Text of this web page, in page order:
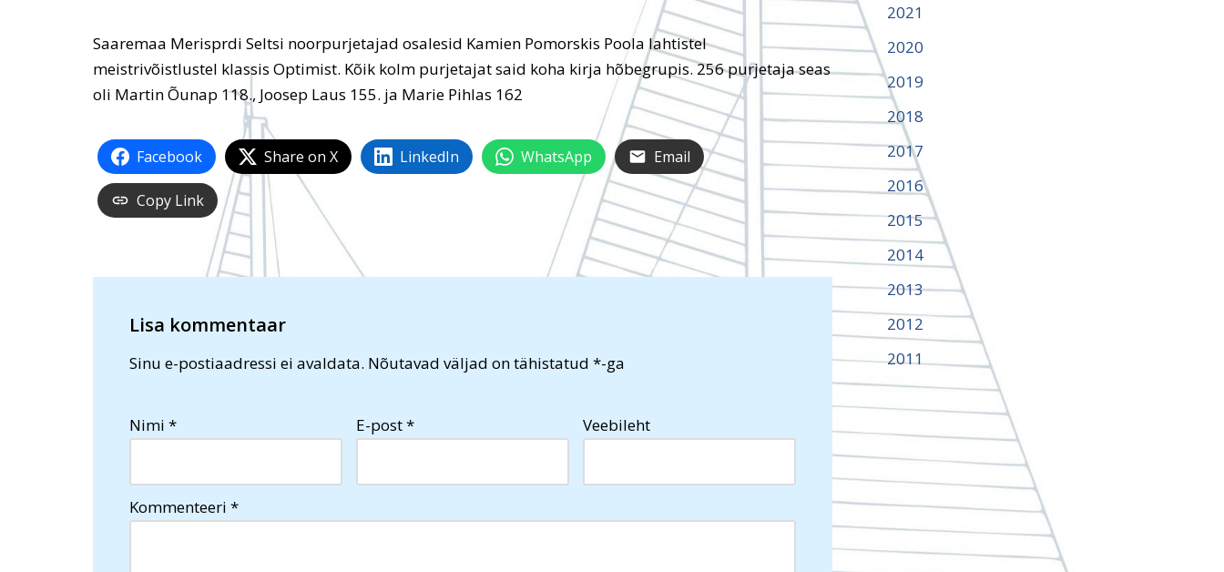
Saaremaa Merisprdi Seltsi noorpurjetajad osalesid Kamien Pomorskis Poola lahtistel
meistrivõistlustel klassis Optimist. Kõik kolm purjetajat said koha kirja hõbegrupis. 256 purjetaja seas
oli Martin Õunap 118., Joosep Laus 155. ja Marie Pihlas 162
Facebook Share on X LinkedIn WhatsApp Email
Copy Link
Lisa kommentaar
Sinu e-postiaadressi ei avaldata. Nõutavad väljad on tähistatud *-ga
Nimi * E-post* Veebileht
Kommenteeri *
2021
2020
2019
2018
2017
2016
2015
2014
2013
2012
2011